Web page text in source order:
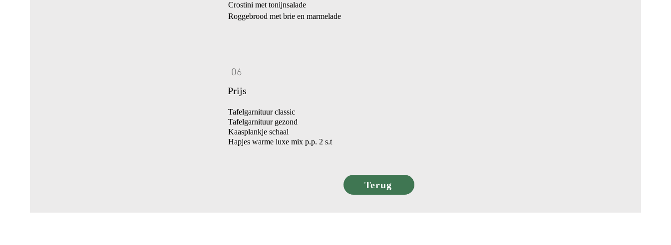
Crostini met tonijnsalade
Roggebrood met brie en marmelade
06
Prijs
Tafelgarnituur classic
Tafelgarnituur gezond
Kaasplankje schaal
Hapjes warme luxe mix p.p. 2 s.t
Terug